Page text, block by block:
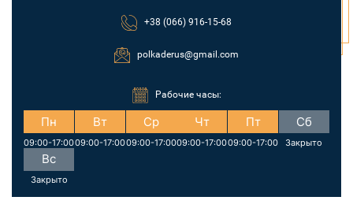
+38 (066) 916-15-68
polkaderus@gmail.com
Рабочие часы:
Пн
09:00-17:00
Вт
09:00-17:00
Ср
09:00-17:00
Чт
09:00-17:00
Пт
09:00-17:00
Сб
Закрыто
Вс
Закрыто